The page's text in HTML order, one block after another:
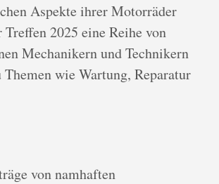
Aspekte ihrer Motorräder
2025 eine Reihe von
Mechanikern und Technikern
wie Wartung, Reparatur
von namhaften